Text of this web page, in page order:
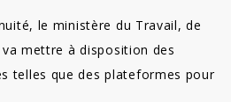
le ministère du Travail, de
va mettre à disposition des
telles que des plateformes pour